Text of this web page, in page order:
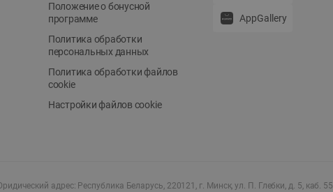
Положение о бонусной
программе
Политика обработки
персональных данных
Политика обработки файлов
cookie
Настройки файлов cookie
AppGallery
адрес: Республика Беларусь, 220121, г. Минск, ул. П. Глебки, д. 5, каб. 55